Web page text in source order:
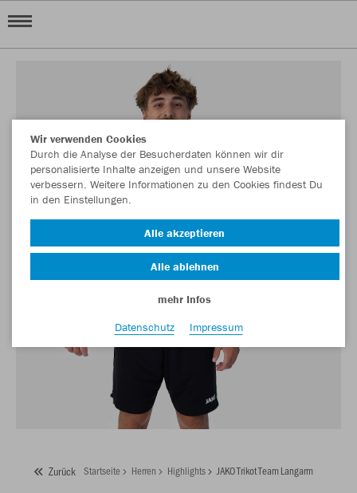
Zurück Startseite Herren Highlights JAKO Trikot Team Langarm
Wir verwenden Cookies
Durch die Analyse der Besucherdaten können wir dir
personalisierte Inhalte anzeigen und unsere Website
verbessern. Weitere Informationen zu den Cookies findest Du
in den Einstellungen.
Alle akzeptieren
Alle ablehnen
mehr Infos
Datenschutz
Impressum